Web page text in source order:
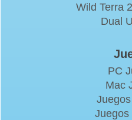
Wild Terra
Dual
PC
Mac
Juegos